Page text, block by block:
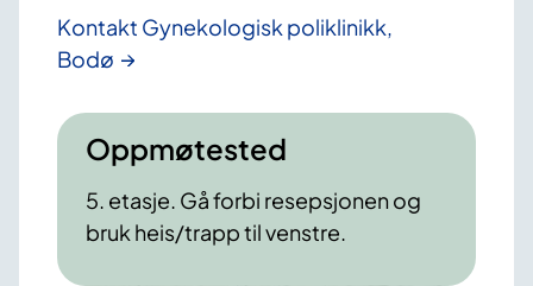
Kontakt Gynekologisk poliklinikk,
Bodø
Oppmøtested
5. etasje. Gå forbi resepsjonen og
bruk heis/trapp til venstre.